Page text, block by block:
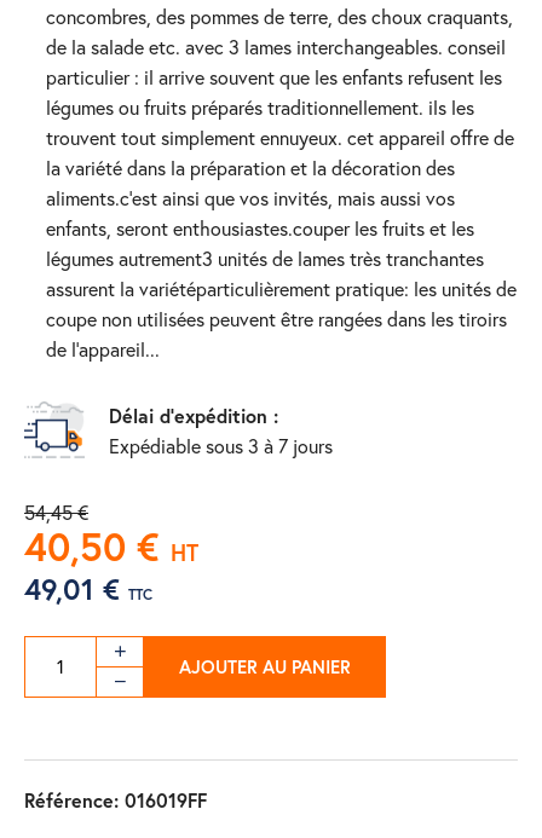
concombres, des pommes de terre, des choux craquants,
de la salade etc. avec 3 lames interchangeables. conseil
particulier : il arrive souvent que les enfants refusent les
légumes ou fruits préparés traditionnellement. ils les
trouvent tout simplement ennuyeux. cet appareil offre de
la variété dans la préparation et la décoration des
aliments.c’est ainsi que vos invités, mais aussi vos
enfants, seront enthousiastes.couper les fruits et les
légumes autrement3 unités de lames très tranchantes
assurent la variétéparticulièrement pratique: les unités de
coupe non utilisées peuvent être rangées dans les tiroirs
de l’appareil...
Délai d'expédition :
Expédiable sous 3 à 7 jours
54,45 €
40,50 € HT
49,01 € TTC
AJOUTER AU PANIER
Référence: 016019FF